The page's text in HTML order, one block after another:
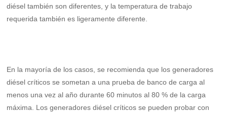
Partes
Noticias
Empresa
diésel también son diferentes, y la temperatura de trabajo
requerida también es ligeramente diferente.
En la mayoría de los casos, se recomienda que los generadores
diésel críticos se sometan a una prueba de banco de carga al
menos una vez al año durante 60 minutos al 80 % de la carga
máxima. Los generadores diésel críticos se pueden probar con